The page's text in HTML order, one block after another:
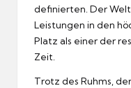
definierten. Der
Leistungen in den
Platz als einer der
Zeit.
Trotz des Ruhms,